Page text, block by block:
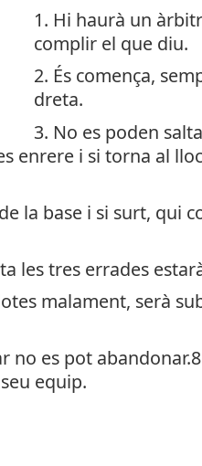
1. Hi haurà un
complir el que diu.
2. És comença,
dreta.
3. No es poden
enrere i si torna al
la base i si surt, qui
les tres errades
malament, serà
no es pot
equip.